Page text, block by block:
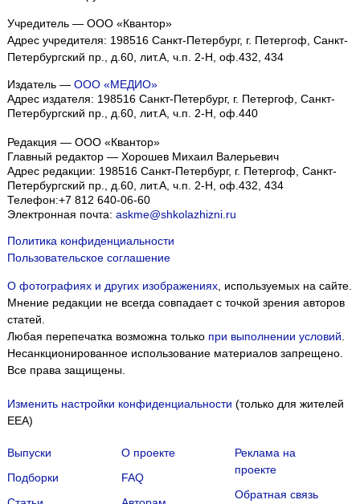
Учредитель — ООО «Квантор»
Адрес учредителя: 198516 Санкт-Петербург, г. Петергоф, Санкт-
Петербургский пр., д.60, лит.А, ч.п. 2-Н, оф.432, 434
Издатель — ООО «МЕДИО»
Адрес издателя: 198516 Санкт-Петербург, г. Петергоф, Санкт-
Петербургский пр., д.60, лит.А, ч.п. 2-Н, оф.440
Редакция — ООО «Квантор»
Главный редактор — Хорошев Михаил Валерьевич
Адрес редакции: 198516 Санкт-Петербург, г. Петергоф Санкт-
Петербургский пр., д.60, лит.А, ч.п. 2-Н, оф.432, 434
Телефон:+7 812 640-06-60
Электронная почта: askme@shkolazhizni.ru
Политика конфиденциальности
Пользовательское соглашение
О фотографиях и других изображениях, используемых на сайте.
Мнение редакции не всегда совпадает с точкой зрения авторов
статей.
Любая перепечатка возможна только при выполнении условий
Несанкционированное использование материалов запрещено.
Все права защищены.
Изменить настройки конфиденциальности (только для жителей
EEA)
Выпуски
Подборки
О проекте
FAQ
Реклама на
проекте
Обратная связь